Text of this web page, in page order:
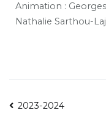
Animation :
Nathalie Sarthou-
2023-2024